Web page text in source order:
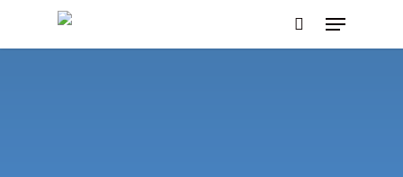
Menu